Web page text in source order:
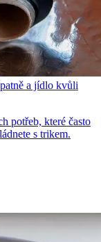
a jídlo kvůli
potřeb, které často
s trikem.